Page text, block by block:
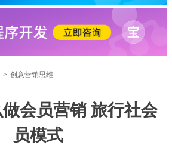
> 创意营销思维
会员营销 旅行社会
员模式